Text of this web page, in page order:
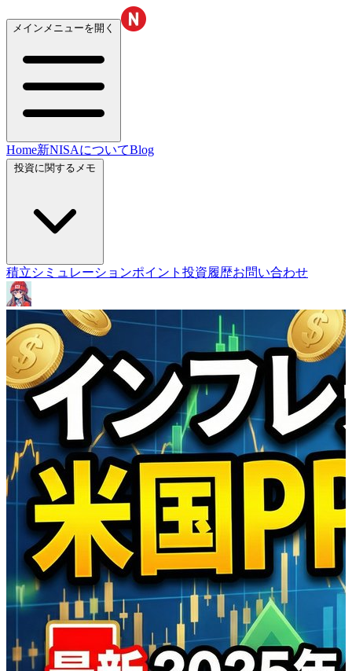
メインメニューを開く
Home新NISAについてBlog
積立シミュレーションポイント投資履歴お問い合わせ